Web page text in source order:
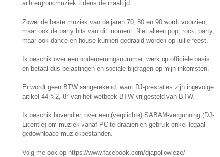
achtergrondmuziek tijdens de maaltijd.
Zowel de beste muziek van de jaren 70, 80 en 90 wordt voorzien,
maar ook de party hits van dit moment. Niet alleen pop, rock, party,
maar ook dance en house kunnen gedraaid worden op jullie feest.
Ik beschik over een ondernemingsnummer, werk op officiële basis
en betaal dus belastingen en sociale bijdragen op mijn inkomsten.
Er wordt geen BTW aangerekend, want DJ-prestaties zijn ingevolge
artikel 44 § 2, 8° van het wetboek BTW vrijgesteld van BTW.
Ik beschik bovendien over een (verplichte) SABAM-vergunning (DJ-
Licentie) om muziek vanaf PC te draaien en gebruik enkel legaal
gedownloade muziekbestanden.
Volg me ook op https://www.facebook.com/djapollowieze/